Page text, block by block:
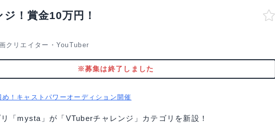
！賞金10万円！
クリエイター・YouTuber
※募集は終了しました
！キャストパワーオーディション開催
「mysta」が「VTuberチャレンジ」カテゴリを新設！